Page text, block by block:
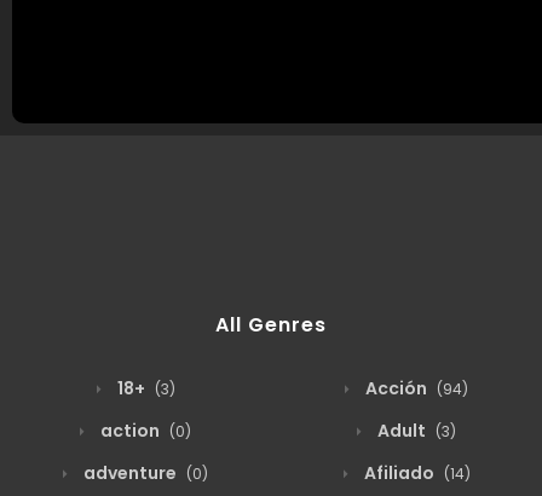
All Genres
18+ (3) Acción (94)
action (0) Adult (3)
adventure (0) Afiliado (14)